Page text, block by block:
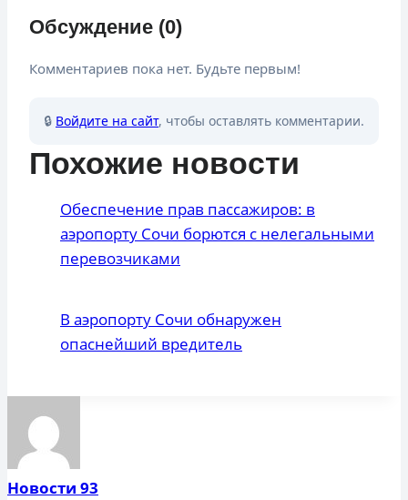
Обсуждение (0)
Комментариев пока нет. Будьте первым!
🔒 Войдите на сайт, чтобы оставлять комментарии.
Похожие новости
Обеспечение прав пассажиров: в
аэропорту Сочи борются с нелегальными
перевозчиками
В аэропорту Сочи обнаружен
опаснейший вредитель
Новости 93